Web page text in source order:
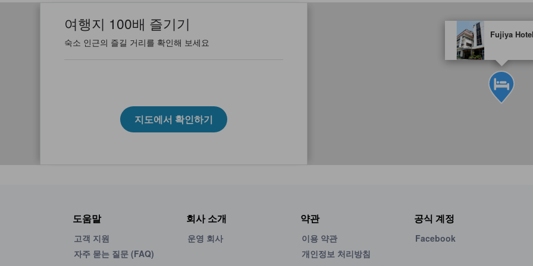
Fujiya Hotel
노란색 별 표시는 기
여행지 100배 즐기기
숙소 인근의 즐길 거리를 확인해 보세요
지도에서 확인하기
도움말
고객 지원
자주 묻는 질문 (FAQ)
회사 소개
운영 회사
약관
이용 약관
개인정보 처리방침
공식 계정
Facebook